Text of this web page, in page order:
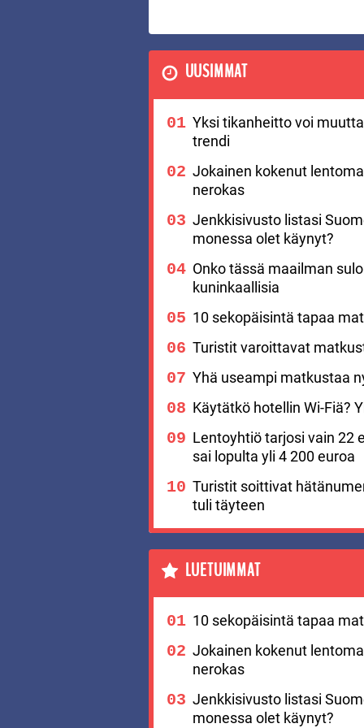
UUSIMMAT
Yksi tikanheitto voi
trendi
Jokainen kokenut
nerokas
Jenkkisivusto listasi
monessa olet käynyt?
Onko tässä maailman
kuninkaallisia
10 sekopäisintä tapaa
Turistit varoittavat
Yhä useampi matkustaa
Käytätkö hotellin Wi-Fiä?
Lentoyhtiö tarjosi vain 22
sai lopulta yli 4 200 euroa
Turistit soittivat
tuli täyteen
LUETUIMMAT
10 sekopäisintä tapaa
Jokainen kokenut
nerokas
Jenkkisivusto listasi
monessa olet käynyt?